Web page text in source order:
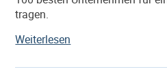
tragen.
Weiterlesen
Arbeitgeber“